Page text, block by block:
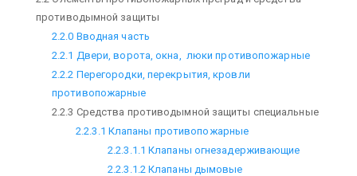
противодымной защиты
2.2.0 Вводная часть
2.2.1 Двери, ворота, окна, люки противопожарные
2.2.2 Перегородки, перекрытия, кровли
противопожарные
2.2.3 Средства противодымной защиты специальные
2.2.3.1 Клапаны противопожарные
2.2.3.1.1 Клапаны огнезадерживающие
2.2.3.1.2 Клапаны дымовые